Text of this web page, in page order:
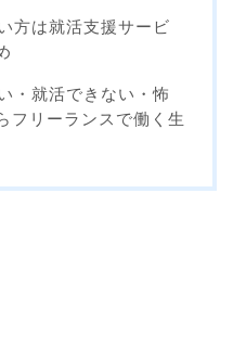
方は就活支援サービ
・就活できない・怖
フリーランスで働く生